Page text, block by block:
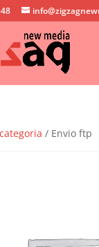
/ Envio ftp